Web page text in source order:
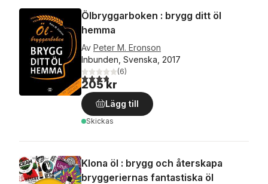
Ölbryggarboken : brygg ditt öl
hemma
Av Peter M. Eronson
Inbunden, Svenska, 2017
3,8utav 5 stjärnor. Totalt antal röster:
(6)
205 kr
Lägg till
Skickas
Klona öl : brygg och återskapa
bryggeriernas fantastiska öl